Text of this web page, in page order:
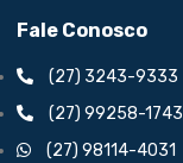
Fale Conosco
(27) 3243-9333
(27) 99258-1743
(27) 98114-4031